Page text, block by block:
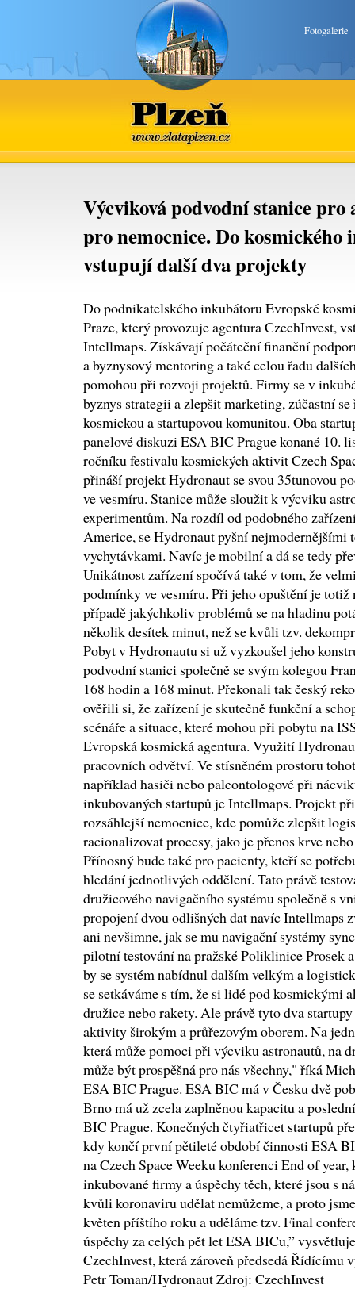
Fotogalerie
Plzeň
www.zlataplzen.cz
Výcviková podvodní stanice
pro nemocnice. Do
vstupují další dva projekty
Do podnikatelského inkubátoru Evropské
Praze, který provozuje agentura CzechInvest,
Intellmaps. Získávají počáteční finanční
a byznysový mentoring a také celou řadu
pomohou při rozvoji projektů. Firmy se v
byznys strategii a zlepšit marketing, zúčastní se
kosmickou a startupovou komunitou. Oba
panelové diskuzi ESA BIC Prague konané 10.
ročníku festivalu kosmických aktivit Czech
přináší projekt Hydronaut se svou 35tunovou
ve vesmíru. Stanice může sloužit k výcviku
experimentům. Na rozdíl od podobného
Americe, se Hydronaut pyšní
vychytávkami. Navíc je mobilní a dá se tedy
Unikátnost zařízení spočívá také v tom, že
podmínky ve vesmíru. Při jeho opuštění je totiž
případě jakýchkoliv problémů se na hladinu
několik desítek minut, než se kvůli tzv.
Pobyt v Hydronautu si už vyzkoušel jeho
podvodní stanici společně se svým kolegou
168 hodin a 168 minut. Překonali tak český
ověřili si, že zařízení je skutečně funkční a
scénáře a situace, které mohou při pobytu na
Evropská kosmická agentura. Využití
pracovních odvětví. Ve stísněném prostoru
například hasiči nebo paleontologové při
inkubovaných startupů je Intellmaps. Projekt
rozsáhlejší nemocnice, kde pomůže zlepšit
racionalizovat procesy, jako je přenos krve
Přínosný bude také pro pacienty, kteří se
hledání jednotlivých oddělení. Tato právě
družicového navigačního systému společně s
propojení dvou odlišných dat navíc Intellmaps
ani nevšimne, jak se mu navigační systémy
pilotní testování na pražské Poliklinice Prosek
by se systém nabídnul dalším velkým a
se setkáváme s tím, že si lidé pod kosmickými
družice nebo rakety. Ale právě tyto dva
aktivity širokým a průřezovým oborem. Na
která může pomoci při výcviku astronautů, na
může být prospěšná pro nás všechny," říká
ESA BIC Prague. ESA BIC má v Česku dvě
Brno má už zcela zaplněnou kapacitu a
BIC Prague. Konečných čtyřiatřicet startupů
kdy končí první pětileté období činnosti ESA
na Czech Space Weeku konferenci End of year,
inkubované firmy a úspěchy těch, které jsou s
kvůli koronaviru udělat nemůžeme, a proto
květen příštího roku a uděláme tzv. Final
úspěchy za celých pět let ESA BICu,”
CzechInvest, která zároveň předsedá
Petr Toman/Hydronaut Zdroj: CzechInvest